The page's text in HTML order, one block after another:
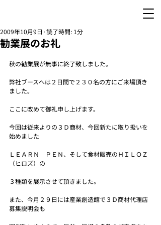
勧業展のお礼
2009年10月9日 読了時間: 1分
秋の勧業展が無事に終了致しました。
弊社ブースへは２日間で２３０名の方にご来場頂き
ました。
ここに改めて御礼申し上げます。
今回は従来よりの３Ｄ商材、今回新たに取り扱いを
始めました
ＬＥＡＲＮ　ＰＥＮ、そして食材販売のＨＩＬＯＺ
（ヒロズ）の
３種類を展示させて頂きました。
また、今月２９日には産業創造館で３Ｄ商材代理店
募集説明会も